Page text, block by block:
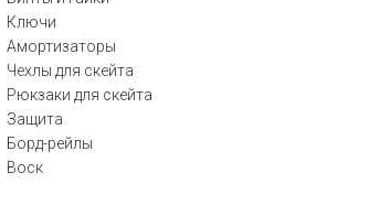
Ключи
Амортизаторы
Чехлы для скейта
Рюкзаки для скейта
Защита
Борд-рейлы
Воск